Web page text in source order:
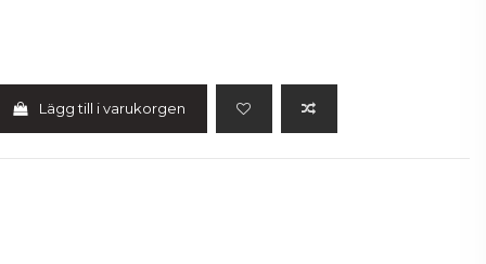
Lägg till i varukorgen